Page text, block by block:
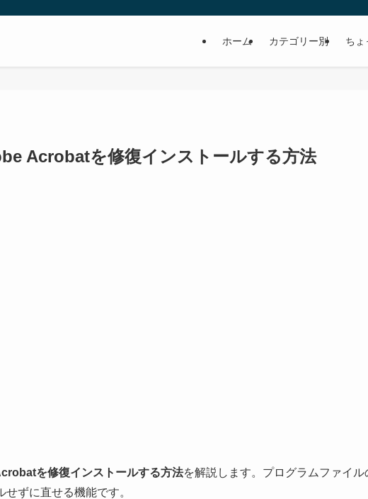
ホーム カテゴリー別 ちょ
Acrobatを修復インストールする方法
を修復インストールする方法を解説します。プログラムファイル
ずに直せる機能です。